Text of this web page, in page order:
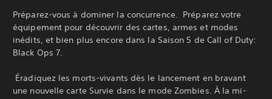
Préparez-vous à dominer la concurrence. ‎ Préparez votre
équipement pour découvrir des cartes, armes et modes
inédits, et bien plus encore dans la Saison 5 de Call of Duty:
Black Ops 7.
‎ Éradiquez les morts-vivants dès le lancement en bravant
une nouvelle carte Survie dans le mode Zombies. À la mi-